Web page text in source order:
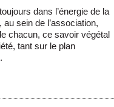
dans l’énergie de la
sein de l’association,
chacun, ce savoir végétal
tant sur le plan